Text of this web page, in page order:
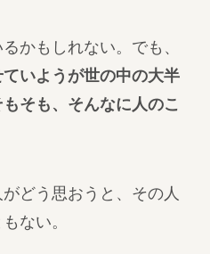
かもしれない。でも、
いようが世の中の大半
そも、そんなに人のこ
どう思おうと、その人
ない。